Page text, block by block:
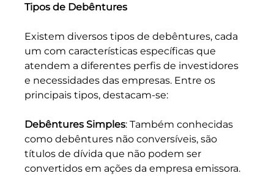
Tipos de Debêntures
Existem diversos tipos de debêntures, cada
um com características específicas que
atendem a diferentes perfis de investidores
e necessidades das empresas. Entre os
principais tipos, destacam-se:
Debêntures Simples: Também conhecidas
como debêntures não conversíveis, são
títulos de dívida que não podem ser
convertidos em ações da empresa emissora.